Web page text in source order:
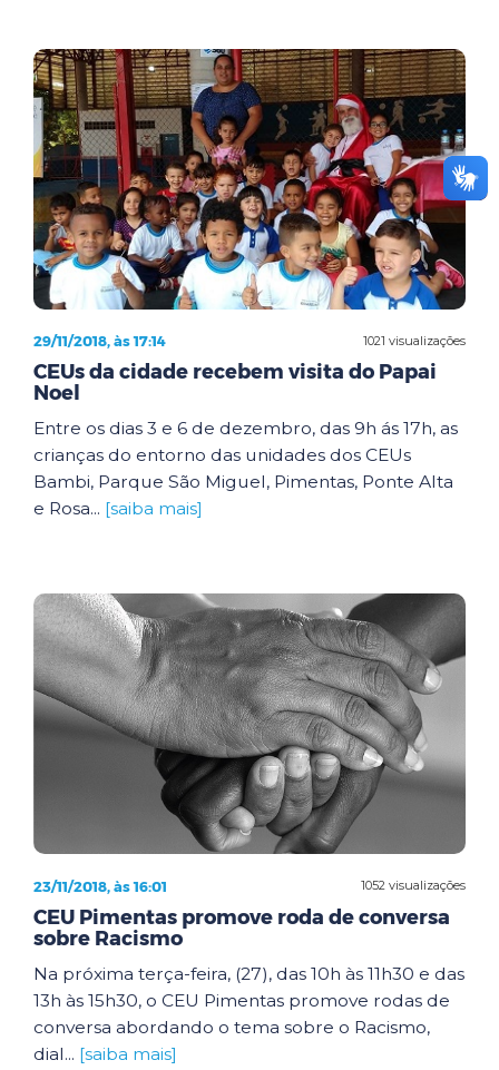
1021 visualizações
29/11/2018, às 17:14
CEUs da cidade recebem visita do Papai
Noel
Entre os dias 3 e 6 de dezembro, das 9h ás 17h, as
crianças do entorno das unidades dos CEUs
Bambi, Parque São Miguel, Pimentas, Ponte Alta
e Rosa... [saiba mais]
1052 visualizações
23/11/2018, às 16:01
CEU Pimentas promove roda de conversa
sobre Racismo
Na próxima terça-feira, (27), das 10h às 11h30 e das
13h às 15h30, o CEU Pimentas promove rodas de
conversa abordando o tema sobre o Racismo,
dial... [saiba mais]